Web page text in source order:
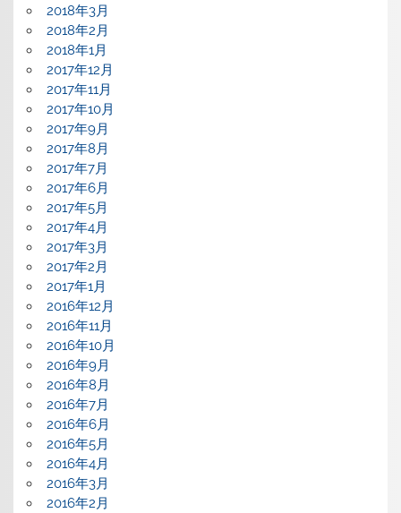
2018年3月
2018年2月
2018年1月
2017年12月
2017年11月
2017年10月
2017年9月
2017年8月
2017年7月
2017年6月
2017年5月
2017年4月
2017年3月
2017年2月
2017年1月
2016年12月
2016年11月
2016年10月
2016年9月
2016年8月
2016年7月
2016年6月
2016年5月
2016年4月
2016年3月
2016年2月